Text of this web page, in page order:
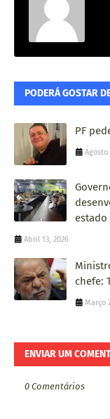
PODERÁ GOSTAR
PF
Agosto
estado
Abril 13, 2026
chefe:
Março
ENVIAR UM
0 Comentários